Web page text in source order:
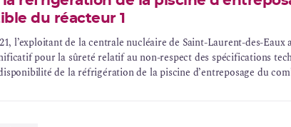
du réacteur 1
l’exploitant de la centrale nucléaire de Saint-Laurent-des-Eaux
pour la sûreté relatif au non-respect des spécifications
de la réfrigération de la piscine d’entreposage du